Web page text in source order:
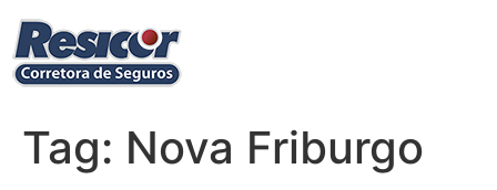
para
conteúdo
Tag: Nova Friburgo